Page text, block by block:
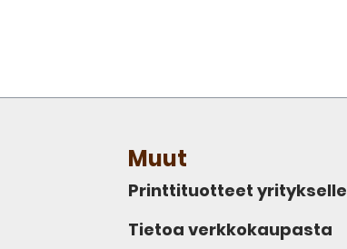
Muut
Printtituotteet yritykselle
Tietoa verkkokaupasta